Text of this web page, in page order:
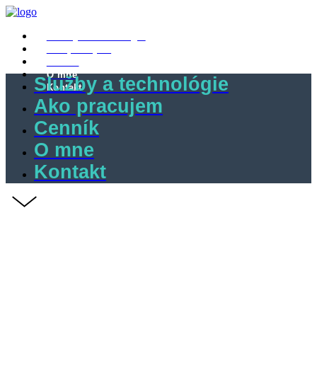
O mne
Kontakt
Služby a technológie
Ako pracujem
Cenník
O mne
Kontakt